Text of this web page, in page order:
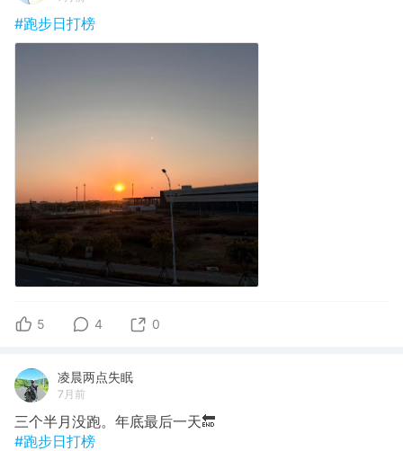
#跑步日打榜
5 4 0
凌晨两点失眠
7月前
三个半月没跑。年底最后一天🔚
#跑步日打榜